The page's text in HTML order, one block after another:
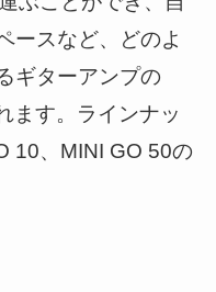
ースなど、どのよ
ギターアンプの
ます。ラインナッ
10、MINI GO 50の